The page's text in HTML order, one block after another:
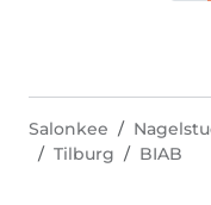
Salonkee
Tilburg
BIAB